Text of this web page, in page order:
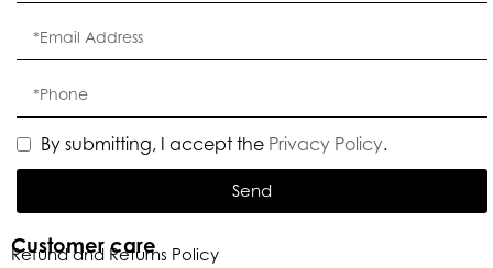
Customer care
Refund and Returns Policy
By submitting, I accept the Privacy Policy.
Send